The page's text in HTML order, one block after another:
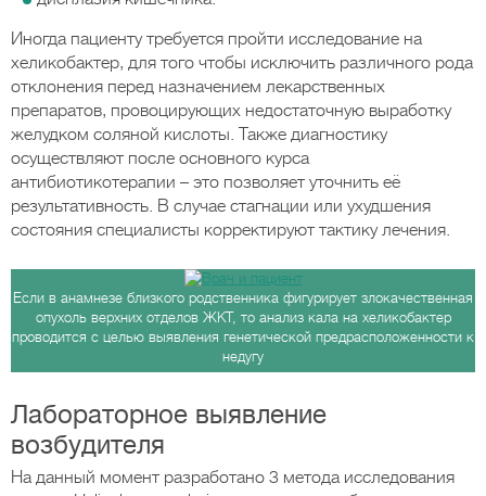
Иногда пациенту требуется пройти исследование на
хеликобактер, для того чтобы исключить различного рода
отклонения перед назначением лекарственных
препаратов, провоцирующих недостаточную выработку
желудком соляной кислоты. Также диагностику
осуществляют после основного курса
антибиотикотерапии – это позволяет уточнить её
результативность. В случае стагнации или ухудшения
состояния специалисты корректируют тактику лечения.
Если в анамнезе близкого родственника фигурирует злокачественная
опухоль верхних отделов ЖКТ, то анализ кала на хеликобактер
проводится с целью выявления генетической предрасположенности к
недугу
Лабораторное выявление
возбудителя
На данный момент разработано 3 метода исследования